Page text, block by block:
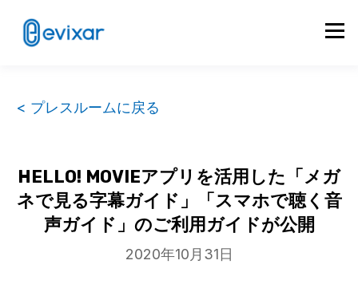
< プレスルームに戻る
HELLO! MOVIEアプリを活用した「メガ
ネで見る字幕ガイド」「スマホで聴く音
声ガイド」のご利用ガイドが公開
2020年10月31日